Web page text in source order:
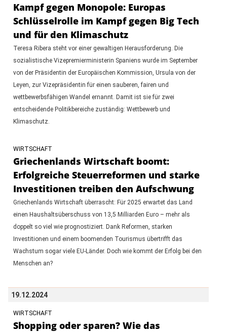
Kampf gegen Monopole: Europas
Schlüsselrolle im Kampf gegen Big Tech
und für den Klimaschutz
Teresa Ribera steht vor einer gewaltigen Herausforderung. Die
sozialistische Vizepremierministerin Spaniens wurde im September
von der Präsidentin der Europäischen Kommission, Ursula von der
Leyen, zur Vizepräsidentin für einen sauberen, fairen und
wettbewerbsfähigen Wandel ernannt. Damit ist sie für zwei
entscheidende Politikbereiche zuständig: Wettbewerb und
Klimaschutz.
WIRTSCHAFT
Griechenlands Wirtschaft boomt:
Erfolgreiche Steuerreformen und starke
Investitionen treiben den Aufschwung
Griechenlands Wirtschaft überrascht: Für 2025 erwartet das Land
einen Haushaltsüberschuss von 13,5 Milliarden Euro – mehr als
doppelt so viel wie prognostiziert. Dank Reformen, starken
Investitionen und einem boomenden Tourismus übertrifft das
Wachstum sogar viele EU-Länder. Doch wie kommt der Erfolg bei den
Menschen an?
19.12.2024
WIRTSCHAFT
Shopping oder sparen? Wie das